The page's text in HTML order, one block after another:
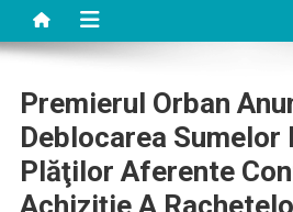
Premierul Orban
Deblocarea Sumelor
Plăţilor Aferente
Achiziţie A